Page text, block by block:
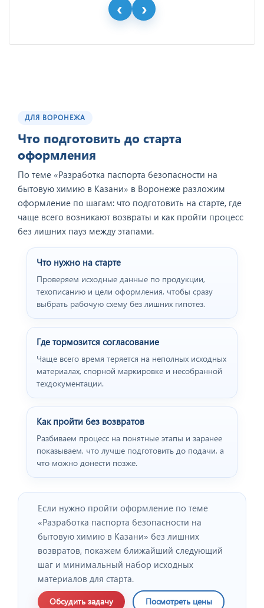
ДЛЯ ВОРОНЕЖА
Что подготовить до старта
оформления
По теме «Разработка паспорта безопасности на
бытовую химию в Казани» в Воронеже разложим
оформление по шагам: что подготовить на старте, где
чаще всего возникают возвраты и как пройти процесс
без лишних пауз между этапами.
Что нужно на старте
Проверяем исходные данные по продукции,
техописанию и цели оформления, чтобы сразу
выбрать рабочую схему без лишних гипотез.
Где тормозится согласование
Чаще всего время теряется на неполных исходных
материалах, спорной маркировке и несобранной
техдокументации.
Как пройти без возвратов
Разбиваем процесс на понятные этапы и заранее
показываем, что лучше подготовить до подачи, а
что можно донести позже.
Если нужно пройти оформление по теме
«Разработка паспорта безопасности на
бытовую химию в Казани» без лишних
возвратов, покажем ближайший следующий
шаг и минимальный набор исходных
материалов для старта.
Обсудить задачу Посмотреть цены